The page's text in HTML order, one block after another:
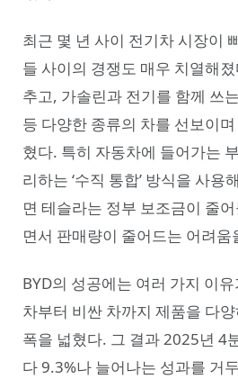
최근 몇 년 사이 전기차 시장이
들 사이의 경쟁도 매우 치열해
추고, 가솔린과 전기를 함께 쓰
등 다양한 종류의 차를 선보이
혔다. 특히 자동차에 들어가는
리하는 ‘수직 통합’ 방식을 사용
면 테슬라는 정부 보조금이 줄
면서 판매량이 줄어드는 어려움
BYD의 성공에는 여러 가지 이
차부터 비싼 차까지 제품을 다
폭을 넓혔다. 그 결과 2025년 4
다 9.3%나 늘어나는 성과를 거